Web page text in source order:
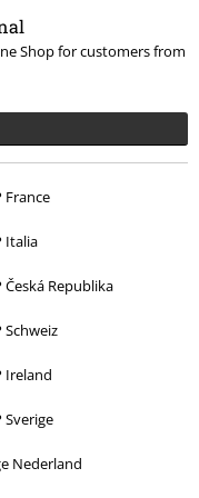
Shop for customers from
France
Italia
Česká Republika
Schweiz
Ireland
Sverige
Nederland